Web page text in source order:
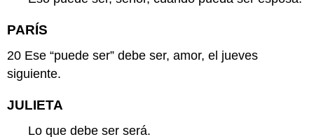
PARÍS
20 Ese “puede ser” debe ser, amor, el jueves
siguiente.
JULIETA
Lo que debe ser será.